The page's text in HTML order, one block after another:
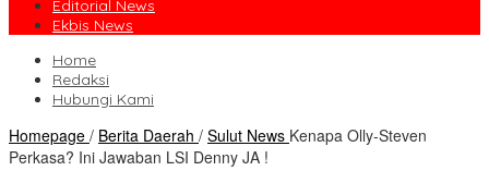
Editorial News
Ekbis News
Home
Redaksi
Hubungi Kami
Homepage / Berita Daerah / Sulut News Kenapa Olly-Steven
Perkasa? Ini Jawaban LSI Denny JA !